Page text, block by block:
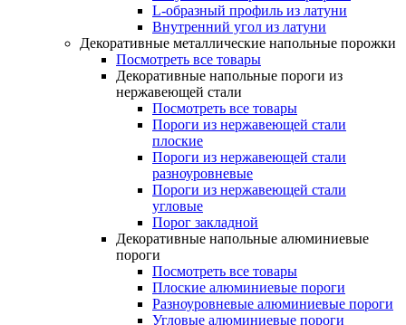
L-образный профиль из латуни
Внутренний угол из латуни
Декоративные металлические напольные порожки
Посмотреть все товары
Декоративные напольные пороги из
нержавеющей стали
Посмотреть все товары
Пороги из нержавеющей стали
плоские
Пороги из нержавеющей стали
разноуровневые
Пороги из нержавеющей стали
угловые
Порог закладной
Декоративные напольные алюминиевые
пороги
Посмотреть все товары
Плоские алюминиевые пороги
Разноуровневые алюминиевые пороги
Угловые алюминиевые пороги